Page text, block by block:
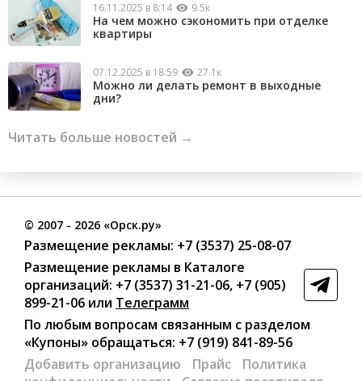
16.11.2025 в 8:14 9.5к
На чем можно сэкономить при отделке
квартиры
07.12.2025 в 18:59 27.1к
Можно ли делать ремонт в выходные
дни?
Читать больше новостей →
© 2007 - 2026 «Орск.ру»
Размещение рекламы: +7 (3537) 25-08-07
Размещение рекламы в Каталоге
организаций: +7 (3537) 31-21-06, +7 (905)
899-21-06 или Телеграмм
По любым вопросам связанным с разделом
«Купоны» обращаться: +7 (919) 841-89-56
Добавить организацию
Прайс
Политика